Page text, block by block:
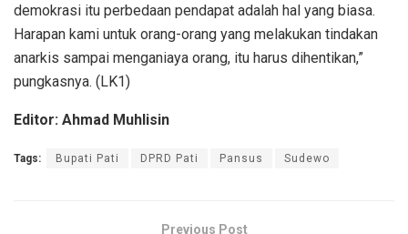
demokrasi itu perbedaan pendapat adalah hal yang biasa.
Harapan kami untuk orang-orang yang melakukan tindakan
anarkis sampai menganiaya orang, itu harus dihentikan,”
pungkasnya. (LK1)
Editor: Ahmad Muhlisin
Tags: Bupati Pati DPRD Pati Pansus Sudewo
Previous Post